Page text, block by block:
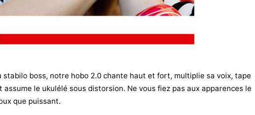
stabilo boss, notre hobo 2.0 chante haut et fort, multiplie sa voix, tape
assume le ukulélé sous distorsion. Ne vous fiez pas aux apparences le
que puissant.